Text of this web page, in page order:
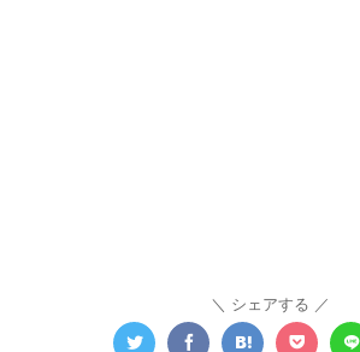
シェアする